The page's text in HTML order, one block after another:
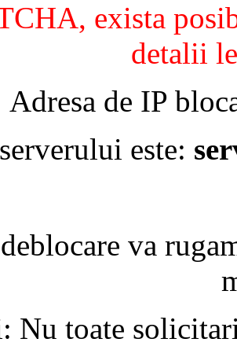
exista
detalii
Adresa de IP
este:
va
Nu toate